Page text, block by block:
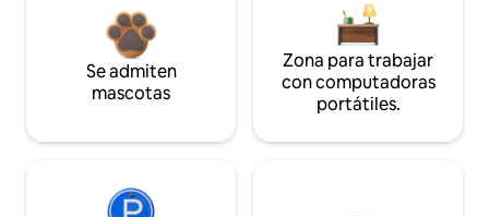
Se admiten
mascotas
Zona para trabajar
con computadoras
portátiles.